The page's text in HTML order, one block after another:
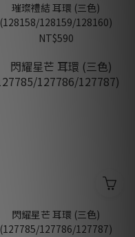
璀璨禮結 耳環 (三色)
(128158/128159/128160)
NT$590
閃耀星芒 耳環 (三色)
(127785/127786/127787)